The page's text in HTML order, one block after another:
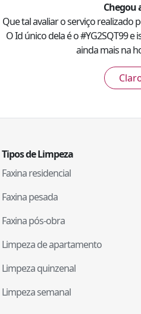
Chegou
Que tal avaliar o serviço realizado
O Id único dela é o #YG2SQT99e
ainda mais na
Tipos de Limpeza
Faxina residencial
Faxina pesada
Faxina pós-obra
Limpeza de apartamento
Limpeza quinzenal
Limpeza semanal